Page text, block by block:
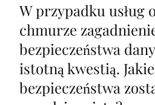
W przypadku usług
chmurze
bezpieczeństwa
istotną kwestią.
bezpieczeństwa